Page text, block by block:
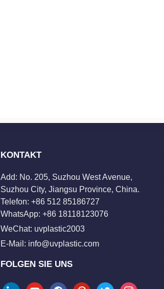
KONTAKT
Add: No. 205, Suzhou West Avenue,
Suzhou City, Jiangsu Province, China.
Telefon: +86 512 85186727
WhatsApp: +86 18118123076
WeChat: uvplastic2003
E-Mail: info@uvplastic.com
FOLGEN SIE UNS